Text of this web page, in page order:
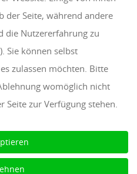
der Seite, während andere
die Nutzererfahrung zu
Sie können selbst
zulassen möchten. Bitte
womöglich nicht
Seite zur Verfügung stehen.